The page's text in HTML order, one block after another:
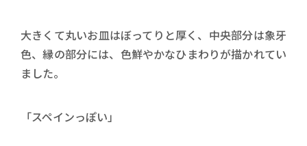
大きくて丸いお皿はぼってりと厚く、中央部分は象牙
色、縁の部分には、色鮮やかなひまわりが描かれてい
ました。
「スペインっぽい」